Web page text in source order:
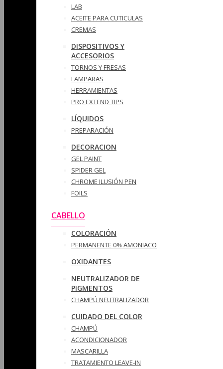
LAB
ACEITE PARA CUTICULAS
CREMAS
DISPOSITIVOS Y
ACCESORIOS
TORNOS Y FRESAS
LAMPARAS
HERRAMIENTAS
PRO EXTEND TIPS
LÍQUIDOS
PREPARACIÓN
DECORACION
GEL PAINT
SPIDER GEL
CHROME ILUSIÓN PEN
FOILS
CABELLO
COLORACIÓN
PERMANENTE 0% AMONIACO
OXIDANTES
NEUTRALIZADOR DE
PIGMENTOS
CHAMPÚ NEUTRALIZADOR
CUIDADO DEL COLOR
CHAMPÚ
ACONDICIONADOR
MASCARILLA
TRATAMIENTO LEAVE-IN